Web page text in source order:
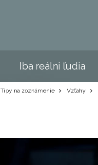
Iba reálni ľudia
Tipy na zoznámenie Vzťahy